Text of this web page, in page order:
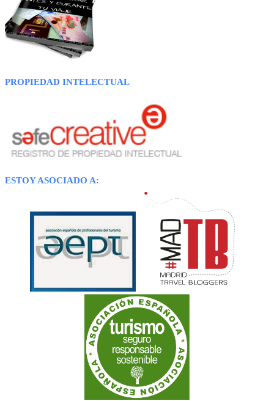
PROPIEDAD INTELECTUAL
ESTOY ASOCIADO A: